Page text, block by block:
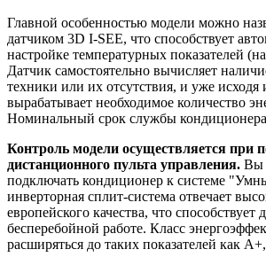
Главной особенностью модели можно
датчиком 3D I-SEE, что способствует
настройке температурных показателей
Датчик самостоятельно вычисляет
техники или их отсутствия, и уже исходя
вырабатывает необходимое количество
Номинальный срок службы кондиционера
Контроль модели осуществляется при
дистанционного пульта управления. Вы
подключать кондиционер к системе
инверторная сплит-система отвечает
европейского качества, что способствует
бесперебойной работе. Класс
расширяться до таких показателей как